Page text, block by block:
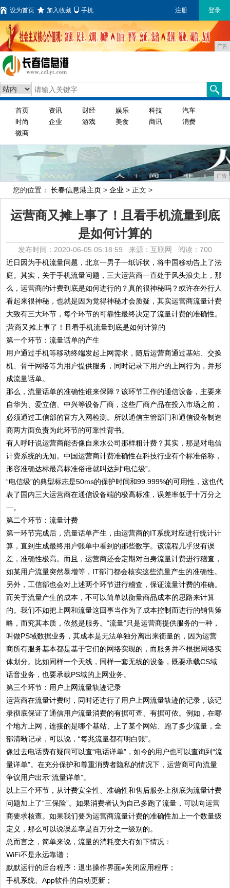
设为首页 加入收藏 手机 注册 登录
广告
首页 资讯 财经 娱乐 科技
汽车
时尚
企业 游戏 美食 商讯
消费
微商
广告
您的位置： 长春信息港主页 > 企业 > 正文 >
运营商又摊上事了！且看手机流量到底
是如何计算的
发布时间：2020-06-05 05:18:59 来源：互联网 阅读：700
近日因为手机流量问题，北京一男子一纸诉状，将中国移动告上了法
庭。其实，关于手机流量问题，三大运营商一直处于风头浪尖上，那
么，运营商的计费到底是如何进行的？真的很神秘吗？或许在外行人
看起来很神秘，也就是因为觉得神秘才会质疑，其实运营商流量计费
大致有三大环节，每个环节的可靠性最终决定了流量计费的准确性。
第一个环节：流量话单的产生
用户通过手机等移动终端发起上网需求，随后运营商通过基站、交换
机、骨干网络等为用户提供服务，同时记录下用户的上网行为，并形
成流量话单。
那么，流量话单的准确性谁来保障？该环节工作的通信设备，主要来
自华为、爱立信、中兴等设备厂商，这些厂商产品在投入市场之前，
必须通过工信部的官方入网检测。所以通信主管部门和通信设备制造
商两方面负责为此环节的可靠性背书。
有人呼吁说运营商能否像自来水公司那样粗计费？其实，那是对电信
计费系统的无知。中国运营商计费准确性在科技行业有个标准俗称，
形容准确达标最高标准俗语就叫达到“电信级”。
“电信级”的典型标志是50ms的保护时间和99.999%的可用性，这也代
表了国内三大运营商在通信设备端的极高标准，误差率低于十万分之
一。
第二个环节：流量计费
第一环节完成后，流量话单产生，由运营商的IT系统对应进行统计计
算，直到生成最终用户账单中看到的那些数字。该流程几乎没有误
差，准确性极高。而且，运营商还会定期对自身流量计费进行稽查，
如某用户流量突然暴增等，IT部门都会核实这些流量产生的准确性。
另外，工信部也会对上述两个环节进行稽查，保证流量计费的准确。
而关于流量产生的成本，不可以简单以衡量商品成本的思路来计算
的。我们不如把上网和流量这回事当作为了成本控制而进行的销售策
略，而究其本质，依然是服务。“流量”只是运营商提供服务的一种，
叫做PS域数据业务，其成本是无法单独分离出来衡量的，因为运营
商所有服务基本都是基于它们的网络实现的，而服务并不根据网络实
体划分。比如同样一个天线，同样一套无线的设备，既要承载CS域
话音业务，也要承载PS域的上网业务。
第三个环节：用户上网流量轨迹记录
运营商在流量计费时，同时还进行了用户上网流量轨迹的记录，该记
录彻底保证了通信用户流量消费的有据可查、有据可依。例如，在哪
个地方上网，连接的是哪个基站、上了某个网站、跑了多少流量，全
部清晰记录，可以说，“每兆流量都有明白账”。
像过去电话费有疑问可以查“电话详单”，如今的用户也可以查询到“流
量详单”。在充分保护和尊重消费者隐私的情况下，运营商可向流量
争议用户出示“流量详单”。
以上三个环节，从计费安全性、准确性和售后服务上彻底为流量计费
问题加上了“三保险”。如果消费者认为自己多跑了流量，可以向运营
商要求核查。如果我们要为运营商流量计费的准确性加上一个数量级
定义，那么可以说误差率是百万分之一级别的。
总而言之，简单来说，流量的消耗变大有如下情况：
WiFi不是永远靠谱；
默默运行的后台程序：退出操作界面≠关闭应用程序；
手机系统、App软件的自动更新；